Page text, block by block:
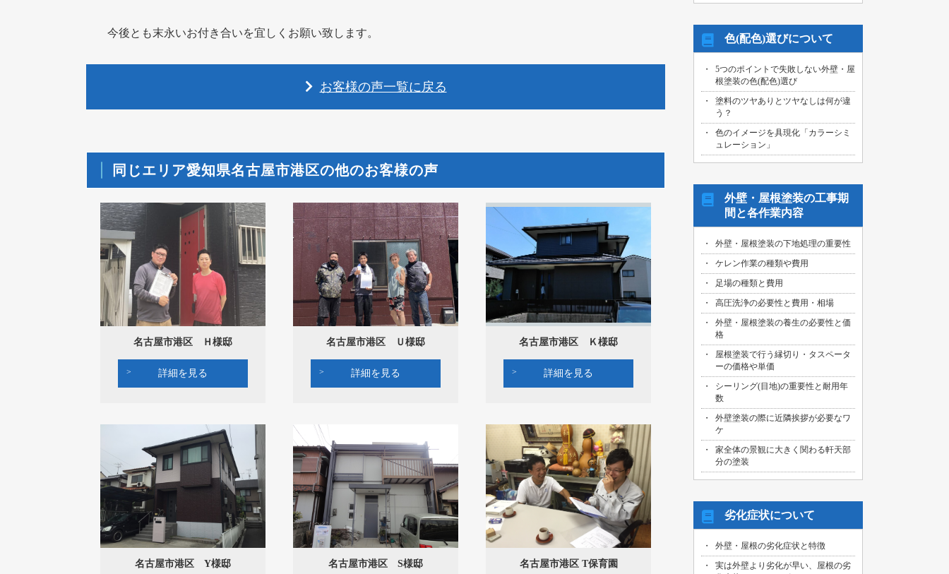
今後とも末永いお付き合いを宜しくお願い致します。
お客様の声一覧に戻る
同じエリア愛知県名古屋市港区の他のお客様の声
名古屋市港区 Ｈ様邸
詳細を見る
名古屋市港区 Ｕ様邸
詳細を見る
名古屋市港区 Ｋ様邸
詳細を見る
名古屋市港区 Y様邸 名古屋市港区 S様邸 名古屋市港区 T保育園
色(配色)選びについて
5つのポイントで失敗しない外壁・屋
根塗装の色(配色)選び
塗料のツヤありとツヤなしは何が違
う？
色のイメージを具現化「カラーシミ
ュレーション」
外壁・屋根塗装の工事期
間と各作業内容
外壁・屋根塗装の下地処理の重要性
ケレン作業の種類や費用
足場の種類と費用
高圧洗浄の必要性と費用・相場
外壁・屋根塗装の養生の必要性と価
格
屋根塗装で行う縁切り・タスペータ
ーの価格や単価
シーリング(目地)の重要性と耐用年
数
外壁塗装の際に近隣挨拶が必要なワ
ケ
家全体の景観に大きく関わる軒天部
分の塗装
劣化症状について
外壁・屋根の劣化症状と特徴
実は外壁より劣化が早い、屋根の劣